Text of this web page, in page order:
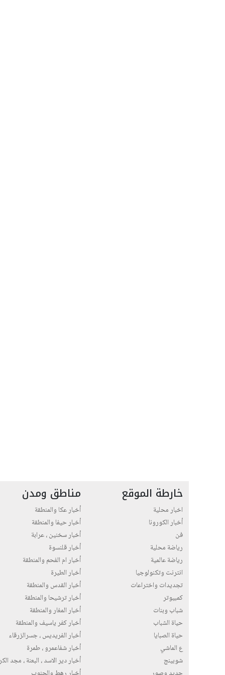
خارطة الموقع
اخبار محلية
أخبار الكورونا
فن
رياضة محلية
رياضة عالمية
انترنت وتكنولوجيا
تجديدات واختراعات
كمبيوتر
شباب وبنات
حياة الشباب
حياة الصبايا
ع الماشي
شوبينج
مناطق ومدن
أخبار عكا والمنطقة
أخبار حيفا والمنطقة
أخبار سخنين ، عرابة
أخبار قلنسوة
أخبار ام الفحم والمنطقة
أخبار الطيرة
أخبار القدس والمنطقة
أخبار ترشيحا والمنطقة
أخبار المغار والمنطقة
أخبار كفر ياسيف والمنطقة
أخبار الفريديس ، جسرالزرقاء
أخبار شفاعمرو ، طمرة
أخبار دير الاسد ، البعنة ، مجد